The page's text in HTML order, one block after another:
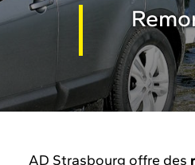
AD Strasbourg offre des